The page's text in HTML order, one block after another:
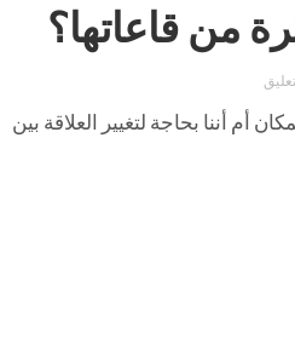
من قاعاتها؟
أننا بحاجة لتغيير العلاقة بين